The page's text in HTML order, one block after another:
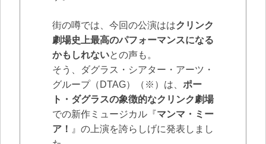
街の噂では、今回の公演ははクリンク
劇場史上最高のパフォーマンスになる
かもしれないとの声も。
そう、ダグラス・シアター・アーツ・
グループ（DTAG）（※）は、 ポー
ト・ダグラスの象徴的なクリンク劇場
での新作ミュージカル『マンマ・ミー
ア！ 』の上演を誇らしげに発表しまし